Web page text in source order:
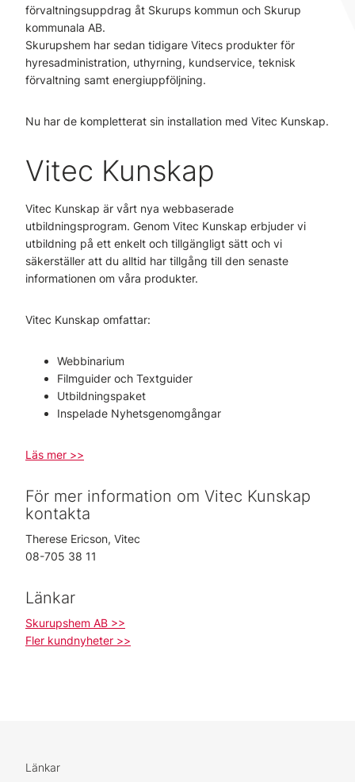
förvaltningsuppdrag åt Skurups kommun och Skurup
kommunala AB.
Skurupshem har sedan tidigare Vitecs produkter för
hyresadministration, uthyrning, kundservice, teknisk
förvaltning samt energiuppföljning.
Nu har de kompletterat sin installation med Vitec Kunskap.
Vitec Kunskap
Vitec Kunskap är vårt nya webbaserade
utbildningsprogram. Genom Vitec Kunskap erbjuder vi
utbildning på ett enkelt och tillgängligt sätt och vi
säkerställer att du alltid har tillgång till den senaste
informationen om våra produkter.
Vitec Kunskap omfattar:
Webbinarium
Filmguider och Textguider
Utbildningspaket
Inspelade Nyhetsgenomgångar
Läs mer >>
För mer information om Vitec Kunskap
kontakta
Therese Ericson, Vitec
08-705 38 11
Länkar
Skurupshem AB >>
Fler kundnyheter >>
Länkar